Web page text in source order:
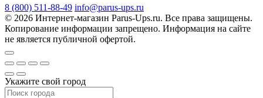
8 (800) 511-88-49 info@parus-ups.ru
© 2026 Интернет-магазин Parus-Ups.ru. Все права защищены.
Копирование информации запрещено. Информация на сайте
не является публичной офертой.
Укажите свой город